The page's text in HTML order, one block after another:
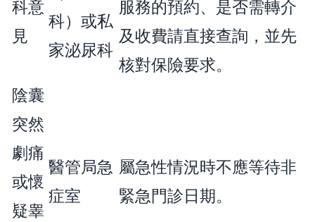
科意
見
科）或私
家泌尿科
服務的預約、是否需轉介
及收費請直接查詢，並先
核對保險要求。
陰囊
突然
劇痛
或懷
疑睾
醫管局急
症室
屬急性情況時不應等待非
緊急門診日期。